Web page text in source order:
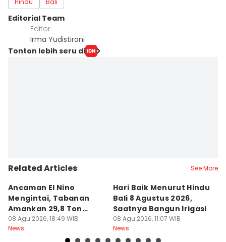
Hindu
Bali
Editorial Team
Editor
Irma Yudistirani
Tonton lebih seru di
Related Articles See More
Ancaman El Nino
Mengintai, Tabanan
Amankan 29,8 Ton
Beras
08 Agu 2026, 18:49 WIB
News
Hari Baik Menurut Hindu
Bali 8 Agustus 2026,
Saatnya Bangun Irigasi
08 Agu 2026, 11:07 WIB
News